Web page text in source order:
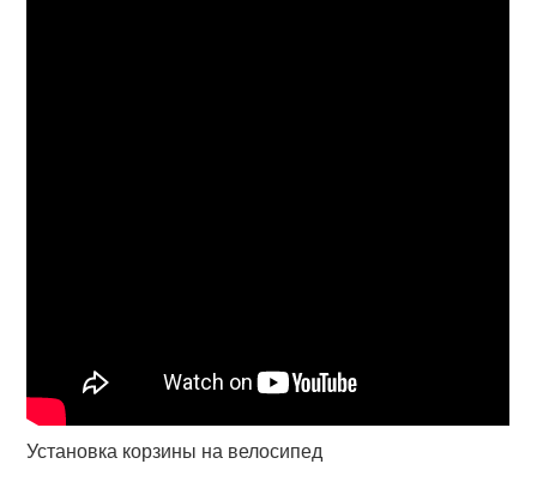
Установка корзины на велосипед